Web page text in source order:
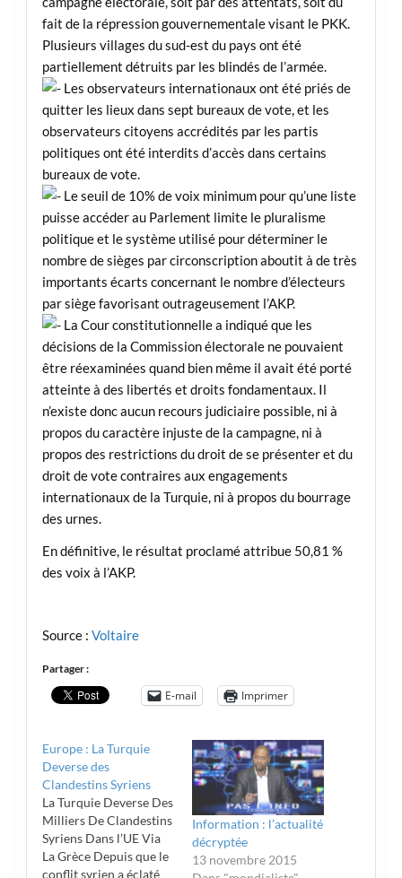
fait de la répression gouvernementale visant le PKK.
Plusieurs villages du sud-est du pays ont été
partiellement détruits par les blindés de l’armée.
Les observateurs internationaux ont été priés de
quitter les lieux dans sept bureaux de vote, et les
observateurs citoyens accrédités par les partis
politiques ont été interdits d’accès dans certains
bureaux de vote.
Le seuil de 10% de voix minimum pour qu’une liste
puisse accéder au Parlement limite le pluralisme
politique et le système utilisé pour déterminer le
nombre de sièges par circonscription aboutit à de très
importants écarts concernant le nombre d’électeurs
par siège favorisant outrageusement l’AKP.
La Cour constitutionnelle a indiqué que les
décisions de la Commission électorale ne pouvaient
être réexaminées quand bien même il avait été porté
atteinte à des libertés et droits fondamentaux. Il
n’existe donc aucun recours judiciaire possible, ni à
propos du caractère injuste de la campagne, ni à
propos des restrictions du droit de se présenter et du
droit de vote contraires aux engagements
internationaux de la Turquie, ni à propos du bourrage
des urnes.
En définitive, le résultat proclamé attribue 50,81 %
des voix à l’AKP.
Source : Voltaire
Partager :
E-mail Imprimer
Europe : La Turquie
Deverse des
Clandestins Syriens
La Turquie Deverse Des
Milliers De Clandestins
Syriens Dans l’UE Via
La Grèce Depuis que le
conflit syrien a éclaté
Information : l’actualité
décryptée
13 novembre 2015